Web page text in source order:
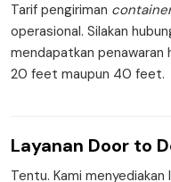
Tarif pengiriman
operasional. Silakan
mendapatkan penawaran
20 feet maupun 40 feet.
Layanan Door to
Tentu. Kami menyediakan